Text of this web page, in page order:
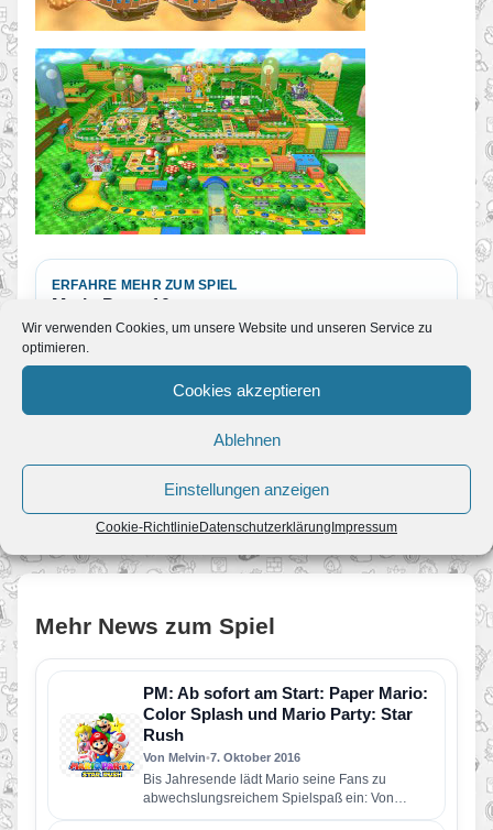
Wir verwenden Cookies, um unsere Website und unseren Service zu
optimieren.
Cookies akzeptieren
Ablehnen
Einstellungen anzeigen
Cookie-Richtlinie Datenschutzerklärung Impressum
ERFAHRE MEHR ZUM SPIEL
Mario Party 10
Mario Party 10
Partnerlink
Zum Angebot
Mehr News zum Spiel
PM: Ab sofort am Start: Paper Mario:
Color Splash und Mario Party: Star
Rush
Von Melvin•7. Oktober 2016
Bis Jahresende lädt Mario seine Fans zu
abwechslungsreichem Spielspaß ein: Von
Klassiker bis Smartphone-Spiel ist alles dabei